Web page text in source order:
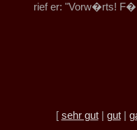
rief er: "Vorw�rts!
[ sehr gut| gut|